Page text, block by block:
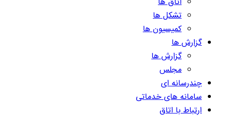
تشکل ها
کمیسیون ها
گزارش ها
گزارش ها
مجلس
چندرسانه ای
سامانه های خدماتی
ارتباط با اتاق